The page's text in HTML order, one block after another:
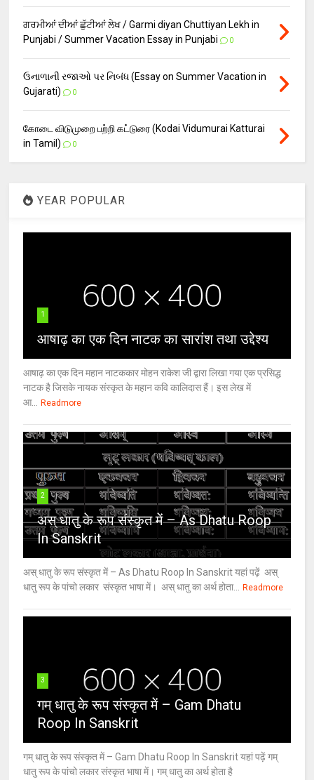
ਗਰਮੀਆਂ ਦੀਆਂ ਛੁੱਟੀਆਂ ਲੇਖ / Garmi diyan Chuttiyan Lekh in
Punjabi / Summer Vacation Essay in Punjabi
0
ઉનાળાની રજાઓ પર નિબંધ (Essay on Summer Vacation in
Gujarati)
0
கோடை விடுமுறை பற்றி கட்டுரை (Kodai Vidumurai Katturai
in Tamil)
0
YEAR POPULAR
1
आषाढ़ का एक दिन नाटक का सारांश तथा उद्देश्य
आषाढ़ का एक दिन महान नाटककार मोहन राकेश जी द्वारा लिखा गया एक प्रसिद्ध
नाटक है जिसके नायक संस्कृत के महान कवि कालिदास हैं। इस लेख में
आ... Readmore
2
अस् धातु के रूप संस्कृत में – As Dhatu Roop
In Sanskrit
अस् धातु के रूप संस्कृत में – As Dhatu Roop In Sanskrit यहां पढ़ें अस्
धातु रूप के पांचो लकार संस्कृत भाषा में। अस् धातु का अर्थ होता... Readmore
3
गम् धातु के रूप संस्कृत में – Gam Dhatu
Roop In Sanskrit
गम् धातु के रूप संस्कृत में – Gam Dhatu Roop In Sanskrit यहां पढ़ें गम्
धातु रूप के पांचो लकार संस्कृत भाषा में। गम् धातु का अर्थ होता है